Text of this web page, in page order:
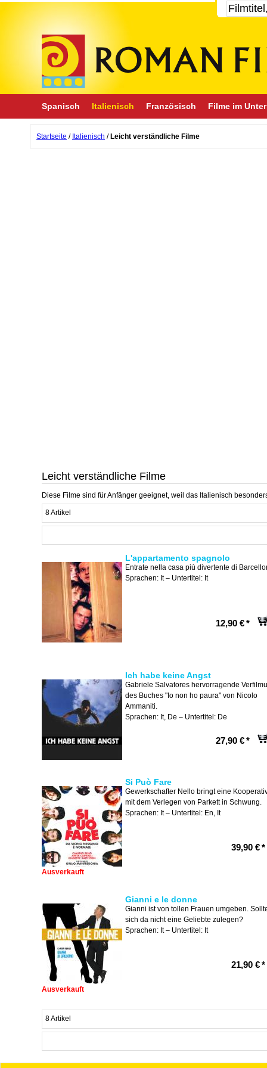
Spanisch Italienisch Französisch Filme im
Startseite / Italienisch / Leicht verständliche Filme
Leicht verständliche Filme
Diese Filme sind für Anfänger geeignet, weil das Italienisch
8 Artikel
L'appartamento spagnolo
Entrate nella casa piú divertente di
Sprachen: It – Untertitel: It
12,90 €*
Ich habe keine Angst
Gabriele Salvatores hervorragende
des Buches "Io non ho paura" von Nicolo
Ammaniti.
Sprachen: It, De – Untertitel: De
27,90 €*
Si Può Fare
Gewerkschafter Nello bringt eine
mit dem Verlegen von Parkett in Schwung.
Sprachen: It – Untertitel: En, It
39,90 €*
Ausverkauft
Gianni e le donne
Gianni ist von tollen Frauen umgeben.
sich da nicht eine Geliebte zulegen?
Sprachen: It – Untertitel: It
21,90 €*
Ausverkauft
8 Artikel